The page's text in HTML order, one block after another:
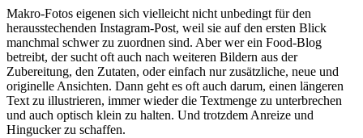
Makro-Fotos eigenen sich vielleicht nicht unbedingt für den
herausstechenden Instagram-Post, weil sie auf den ersten Blick
manchmal schwer zu zuordnen sind. Aber wer ein Food-Blog
betreibt, der sucht oft auch nach weiteren Bildern aus der
Zubereitung, den Zutaten, oder einfach nur zusätzliche, neue und
originelle Ansichten. Dann geht es oft auch darum, einen längeren
Text zu illustrieren, immer wieder die Textmenge zu unterbrechen
und auch optisch klein zu halten. Und trotzdem Anreize und
Hingucker zu schaffen.